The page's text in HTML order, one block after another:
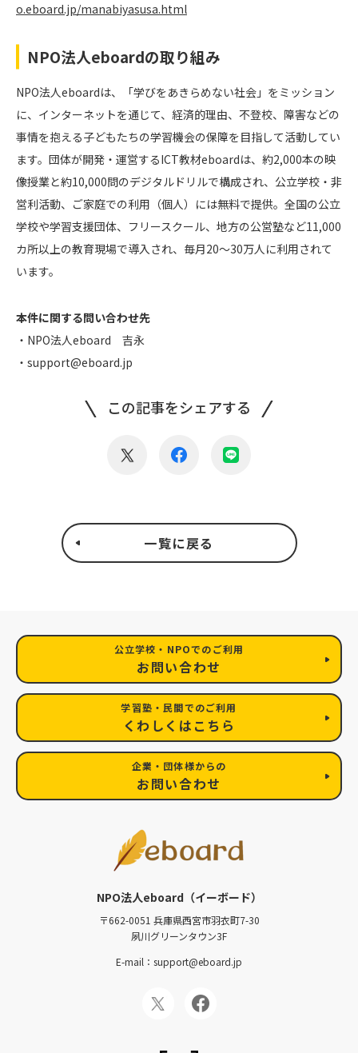
o.eboard.jp/manabiyasusa.html
NPO法人eboardの取り組み
NPO法人eboardは、「学びをあきらめない社会」をミッション
に、インターネットを通じて、経済的理由、不登校、障害などの
事情を抱える子どもたちの学習機会の保障を目指して活動してい
ます。団体が開発・運営するICT教材eboardは、約2,000本の映
像授業と約10,000問のデジタルドリルで構成され、公立学校・非
営利活動、ご家庭での利用（個人）には無料で提供。全国の公立
学校や学習支援団体、フリースクール、地方の公営塾など11,000
カ所以上の教育現場で導入され、毎月20〜30万人に利用されて
います。
本件に関する問い合わせ先
・NPO法人eboard 吉永
・support@eboard.jp
この記事をシェアする
一覧に戻る
公立学校・NPOでのご利用
お問い合わせ
学習塾・民間でのご利用
くわしくはこちら
企業・団体様からの
お問い合わせ
NPO法人eboard（イーボード）
〒662-0051 兵庫県西宮市羽衣町7-30
夙川グリーンタウン3F
E-mail：support@eboard.jp